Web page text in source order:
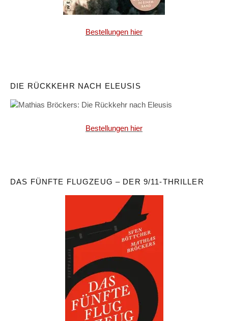
Bestellungen hier
DIE RÜCKKEHR NACH ELEUSIS
Bestellungen hier
DAS FÜNFTE FLUGZEUG – DER 9/11-THRILLER